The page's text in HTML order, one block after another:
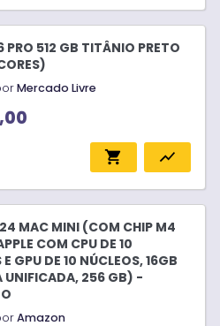
PRO 512 GB TITÂNIO PRETO
Mercado Livre
shopping_cart show_chart
MAC MINI (COM CHIP M4
COM CPU DE 10
GPU DE 10 NÚCLEOS, 16GB
UNIFICADA, 256 GB) -
Amazon